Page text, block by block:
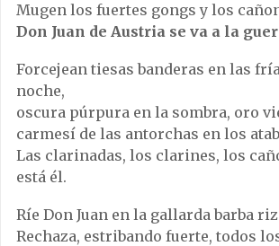
Mugen los fuertes gongs y los
Don Juan de Austria se va a la
Forcejean tiesas banderas en las
noche,
oscura púrpura en la sombra, oro
carmesí de las antorchas en los
Las clarinadas, los clarines, los
está él.
Ríe Don Juan en la gallarda barba
Rechaza, estribando fuerte, todos